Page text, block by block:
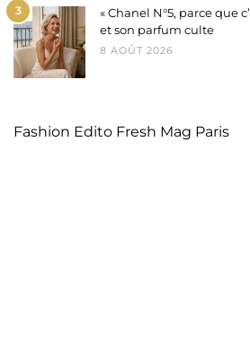
3
« Chanel N°5, parce que
et son parfum culte
8 AOÛT 2026
Fashion Edito Fresh Mag Paris